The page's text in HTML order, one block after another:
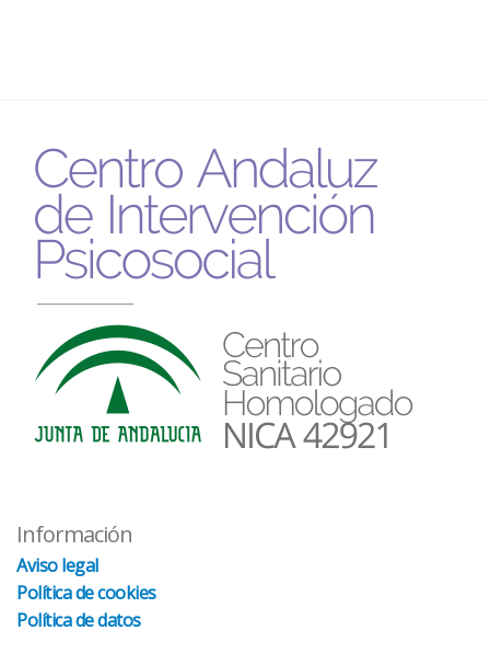
Información
Aviso legal
Política de cookies
Política de datos